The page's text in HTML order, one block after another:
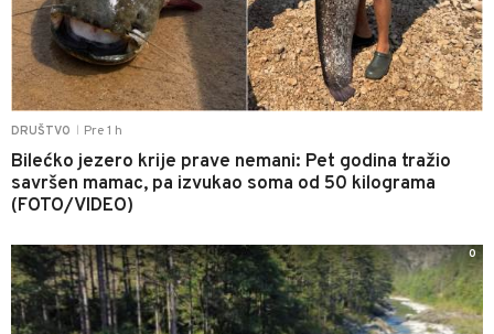
DRUŠTVO Pre 1 h
Bilećko jezero krije prave nemani: Pet godina tražio
savršen mamac, pa izvukao soma od 50 kilograma
(FOTO/VIDEO)
0